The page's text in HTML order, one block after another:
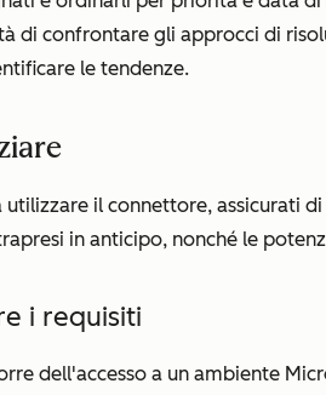
di confrontare gli approcci di
le tendenze.
utilizzare il connettore, assicurati
in anticipo, nonché le
i requisiti
dell'accesso a un ambiente